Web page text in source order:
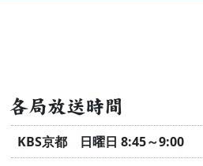
各局放送時間
KBS京都 日曜日 8:45～9:00